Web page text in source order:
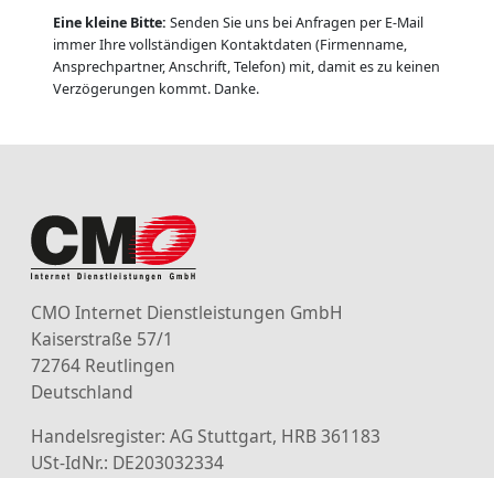
Eine kleine Bitte: Senden Sie uns bei Anfragen per E-Mail
immer Ihre vollständigen Kontaktdaten (Firmenname,
Ansprechpartner, Anschrift, Telefon) mit, damit es zu keinen
Verzögerungen kommt. Danke.
CMO Internet Dienstleistungen GmbH
Kaiserstraße 57/1
72764 Reutlingen
Deutschland
Handelsregister: AG Stuttgart, HRB 361183
USt-IdNr.: DE203032334